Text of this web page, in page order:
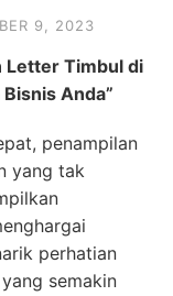
9, 2023
Letter Timbul di
Anda”
penampilan
yang tak
perhatian
semakin